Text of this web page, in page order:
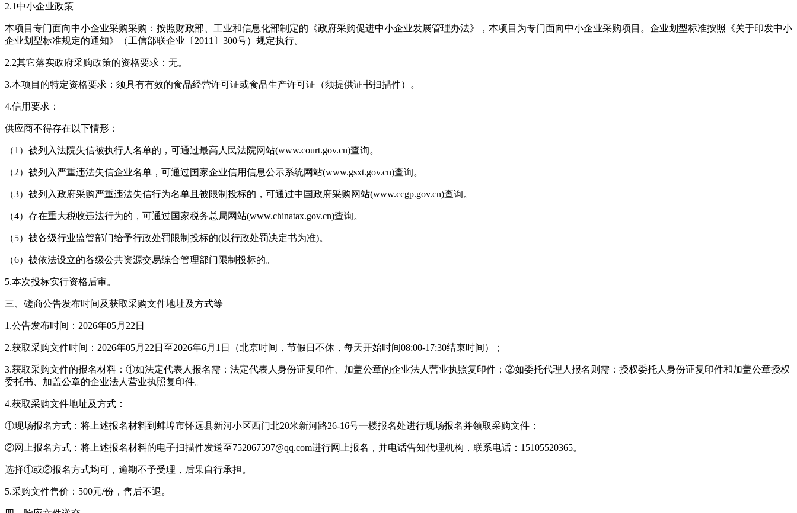
2.1中小企业政策
本项目专门面向中小企业采购采购：按照财政部、工业和信息化部制定的《政府采购促进中小企业发展管理办法》，本项目为专门面向中小企业采购项目。企业划型标准按照《关于印发中小
企业划型标准规定的通知》（工信部联企业〔2011〕300号）规定执行。
2.2其它落实政府采购政策的资格要求：无。
3.本项目的特定资格要求：须具有有效的食品经营许可证或食品生产许可证（须提供证书扫描件）。
4.信用要求：
供应商不得存在以下情形：
（1）被列入法院失信被执行人名单的，可通过最高人民法院网站(www.court.gov.cn)查询。
（2）被列入严重违法失信企业名单，可通过国家企业信用信息公示系统网站(www.gsxt.gov.cn)查询。
（3）被列入政府采购严重违法失信行为名单且被限制投标的，可通过中国政府采购网站(www.ccgp.gov.cn)查询。
（4）存在重大税收违法行为的，可通过国家税务总局网站(www.chinatax.gov.cn)查询。
（5）被各级行业监管部门给予行政处罚限制投标的(以行政处罚决定书为准)。
（6）被依法设立的各级公共资源交易综合管理部门限制投标的。
5.本次投标实行资格后审。
三、磋商公告发布时间及获取采购文件地址及方式等
1.公告发布时间：2026年05月22日
2.获取采购文件时间：2026年05月22日至2026年6月1日（北京时间，节假日不休，每天开始时间08:00-17:30结束时间）；
3.获取采购文件的报名材料：①如法定代表人报名需：法定代表人身份证复印件、加盖公章的企业法人营业执照复印件；②如委托代理人报名则需：授权委托人身份证复印件和加盖公章授权
委托书、加盖公章的企业法人营业执照复印件。
4.获取采购文件地址及方式：
①现场报名方式：将上述报名材料到蚌埠市怀远县新河小区西门北20米新河路26-16号一楼报名处进行现场报名并领取采购文件；
②网上报名方式：将上述报名材料的电子扫描件发送至752067597@qq.com进行网上报名，并电话告知代理机构，联系电话：15105520365。
选择①或②报名方式均可，逾期不予受理，后果自行承担。
5.采购文件售价：500元/份，售后不退。